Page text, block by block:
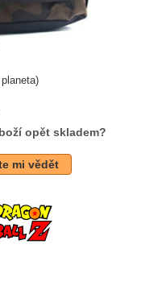
opět skladem?
mi vědět